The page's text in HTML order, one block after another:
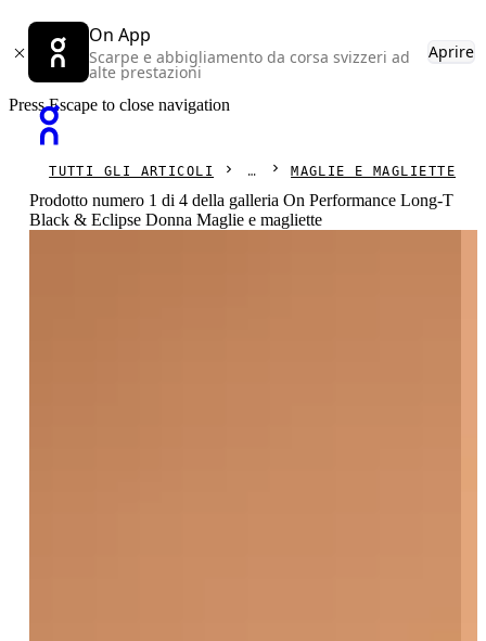
On App
Scarpe e abbigliamento da corsa svizzeri ad
alte prestazioni
Aprire
Press Escape to close navigation
TUTTI GLI ARTICOLI MAGLIE E MAGLIETTE
Prodotto numero 1 di 4 della galleria On Performance Long-T
Black & Eclipse Donna Maglie e magliette